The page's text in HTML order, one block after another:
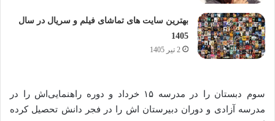
بهترین سایت های تماشای فیلم و سریال در سال
1405
2 تیر 1405
سوم دبستان را در مدرسه ۱۵ خرداد و دوره راهنمایی‌اش را در
مدرسه آزادی و دوران دبیرستان اش را در فجر دانش تحصیل کرده